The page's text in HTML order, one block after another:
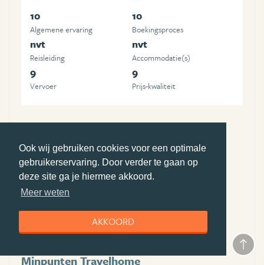
Ook wij gebruiken cookies voor een optimale
gebruikerservaring. Door verder te gaan op
deze site ga je hiermee akkoord.
Meer weten
AKKOORD
10
Algemene ervaring
10
Boekingsproces
nvt
Reisleiding
nvt
Accommodatie(s)
9
Vervoer
9
Prijs-kwaliteit
ervaring
goede voorbereiding
goede documentatie
fijn contact
veel kennis
Minpunten Travelhome